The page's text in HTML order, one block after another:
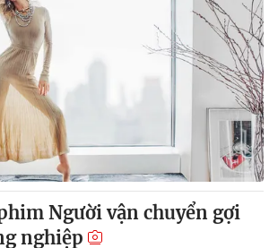
Người vận chuyển gợi
nghiệp